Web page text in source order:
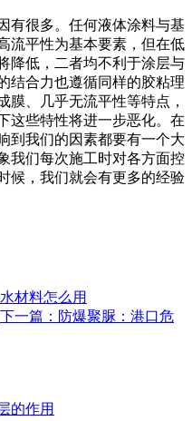
有很多。任何液体涂料与基
流平性为基本要素，但在低
降低，二者均不利于涂层与
结合力也遵循同样的胶粘理
膜、几乎无流平性等特点，
这些特性将进一步恶化。在
到我们的因素都要有一个大
我们每次施工时对各方面控
候，我们就会有更多的经验
材料怎么用
下一篇：防爆聚脲：港口危
的作用